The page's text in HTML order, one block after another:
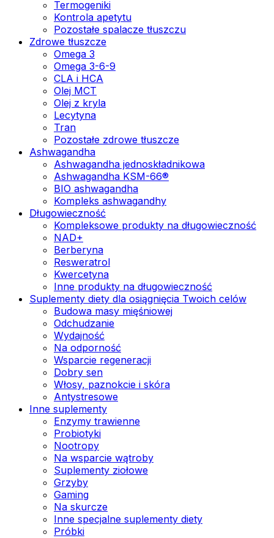
Termogeniki
Kontrola apetytu
Pozostałe spalacze tłuszczu
Zdrowe tłuszcze
Omega 3
Omega 3-6-9
CLA i HCA
Olej MCT
Olej z kryla
Lecytyna
Tran
Pozostałe zdrowe tłuszcze
Ashwagandha
Ashwagandha jednoskładnikowa
Ashwagandha KSM-66®
BIO ashwagandha
Kompleks ashwagandhy
Długowieczność
Kompleksowe produkty na długowieczność
NAD+
Berberyna
Resweratrol
Kwercetyna
Inne produkty na długowieczność
Suplementy diety dla osiągnięcia Twoich celów
Budowa masy mięśniowej
Odchudzanie
Wydajność
Na odporność
Wsparcie regeneracji
Dobry sen
Włosy, paznokcie i skóra
Antystresowe
Inne suplementy
Enzymy trawienne
Probiotyki
Nootropy
Na wsparcie wątroby
Suplementy ziołowe
Grzyby
Gaming
Na skurcze
Inne specjalne suplementy diety
Próbki